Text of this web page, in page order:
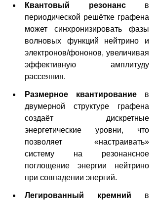
Квантовый резонанс в
периодической решётке графена
может синхронизировать фазы
волновых функций нейтрино и
электронов/фононов, увеличивая
эффективную амплитуду
рассеяния.
Размерное квантирование в
двумерной структуре графена
создаёт дискретные
энергетические уровни, что
позволяет «настраивать»
систему на резонансное
поглощение энергии нейтрино
при совпадении энергий.
Легированный кремний в